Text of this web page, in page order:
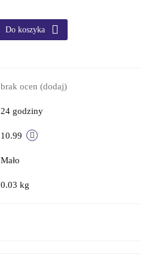
Do koszyka
brak ocen (dodaj)
24 godziny
10.99
Mało
0.03 kg